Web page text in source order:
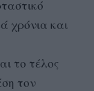
χρόνια και
το τέλος
τον